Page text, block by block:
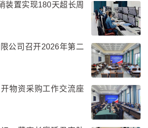
装置实现180天超长周
公司召开2026年第二
物资采购工作交流座